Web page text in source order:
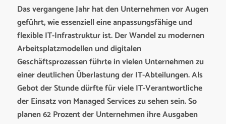
Das vergangene Jahr hat den Unternehmen vor Augen
geführt, wie essenziell eine anpassungsfähige und
flexible IT-Infrastruktur ist. Der Wandel zu modernen
Arbeitsplatzmodellen und digitalen
Geschäftsprozessen führte in vielen Unternehmen zu
einer deutlichen Überlastung der IT-Abteilungen. Als
Gebot der Stunde dürfte für viele IT-Verantwortliche
der Einsatz von Managed Services zu sehen sein. So
planen 62 Prozent der Unternehmen ihre Ausgaben